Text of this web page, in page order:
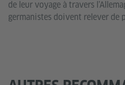
de leur voyage à travers
germanistes doivent relever de